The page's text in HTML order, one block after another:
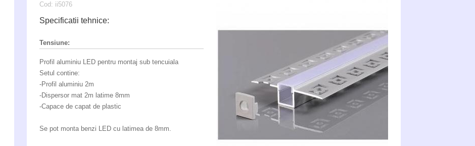
Cod: ii5076
Specificatii tehnice:
Tensiune:
Profil aluminiu LED pentru montaj sub tencuiala
Setul contine:
-Profil aluminiu 2m
-Dispersor mat 2m latime 8mm
-Capace de capat de plastic
Se pot monta benzi LED cu latimea de 8mm.